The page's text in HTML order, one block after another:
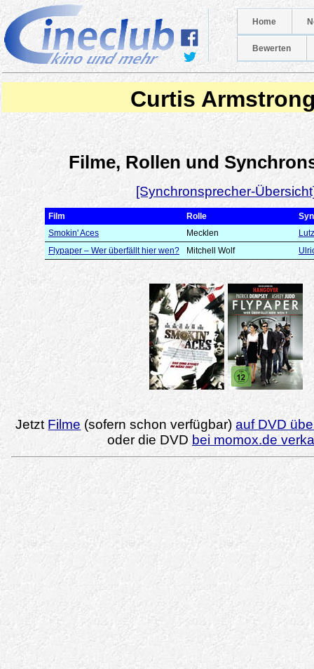
Home
Bewerten
Curtis
Filme, Rollen und
[Synchronsprecher-
Film Rolle
Smokin' Aces
Mecklen
Flypaper – Wer überfällt hier wen?
Mitchell Wolf
Jetzt Filme (sofern schon verfügbar)auf DVD
oder die DVD bei momox.de